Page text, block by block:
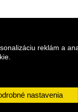
reklám a
nastavenia